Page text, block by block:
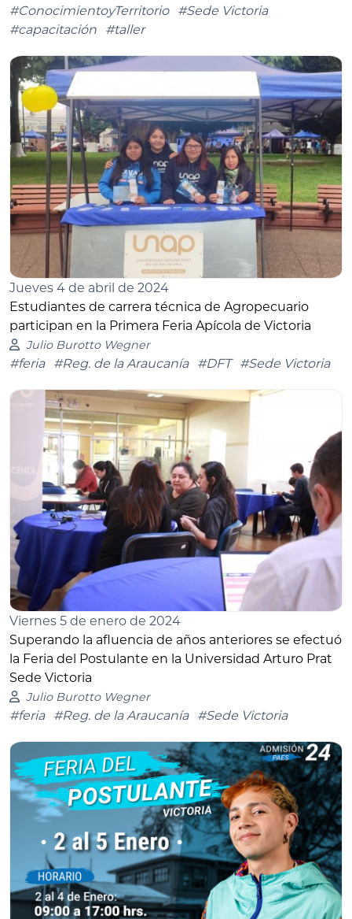
#ConocimientoyTerritorio
#Sede Victoria
#capacitación
#taller
Jueves 4 de abril de 2024
Estudiantes de carrera técnica de Agropecuario
participan en la Primera Feria Apícola de Victoria
Julio Burotto Wegner
#feria #Reg. de la Araucanía #DFT #Sede Victoria
Viernes 5 de enero de 2024
Superando la afluencia de años anteriores se efectuó
la Feria del Postulante en la Universidad Arturo Prat
Sede Victoria
Julio Burotto Wegner
#feria #Reg. de la Araucanía #Sede Victoria